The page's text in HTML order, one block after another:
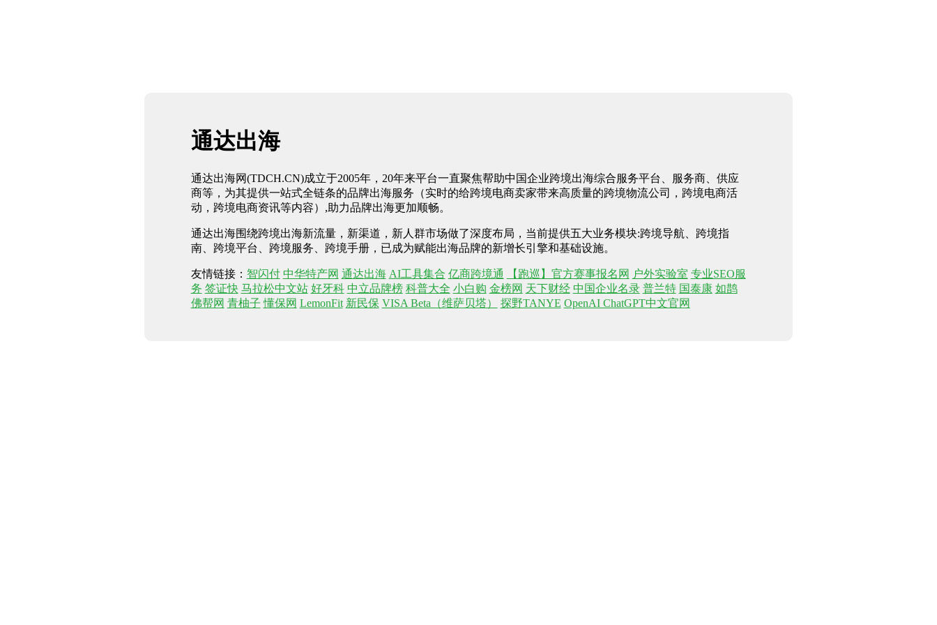
通达出海
通达出海网(TDCH.CN)成立于2005年，20年来平台一直聚焦帮助中国企业跨境出海综合服务平台、服务商、供应
商等，为其提供一站式全链条的品牌出海服务（实时的给跨境电商卖家带来高质量的跨境物流公司，跨境电商活
动，跨境电商资讯等内容）,助力品牌出海更加顺畅。
通达出海围绕跨境出海新流量，新渠道，新人群市场做了深度布局，当前提供五大业务模块:跨境导航、跨境指
南、跨境平台、跨境服务、跨境手册，已成为赋能出海品牌的新增长引擎和基础设施。
友情链接： 智闪付 中华特产网 通达出海 AI工具集合 亿商跨境通 【跑巡】官方赛事报名网 户外实验室 专业SEO服
务 签证快 马拉松中文站 好牙科 中立品牌榜 科普大全 小白购 金榜网 天下财经 中国企业名录 普兰特 国泰康 如鹊
佛帮网 青柚子 懂保网 LemonFit 新民保 VISA Beta（维萨贝塔） 探野TANYE OpenAI ChatGPT中文官网